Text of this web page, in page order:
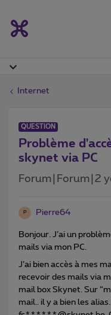
Internet
QUESTION
Problème
skynet via PC
Forum|Forum|2
P Pierre64
Bonjour. J’ai un
mails via mon PC.
J’ai bien accès à mes
recevoir des mails via
mail box Skynet. Sur
mail.. il y a bien les